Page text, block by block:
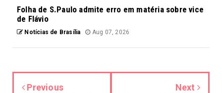
Folha de S.Paulo admite erro em matéria sobre vice
de Flávio
Notícias de Brasília Aug 07, 2026
Previous Next